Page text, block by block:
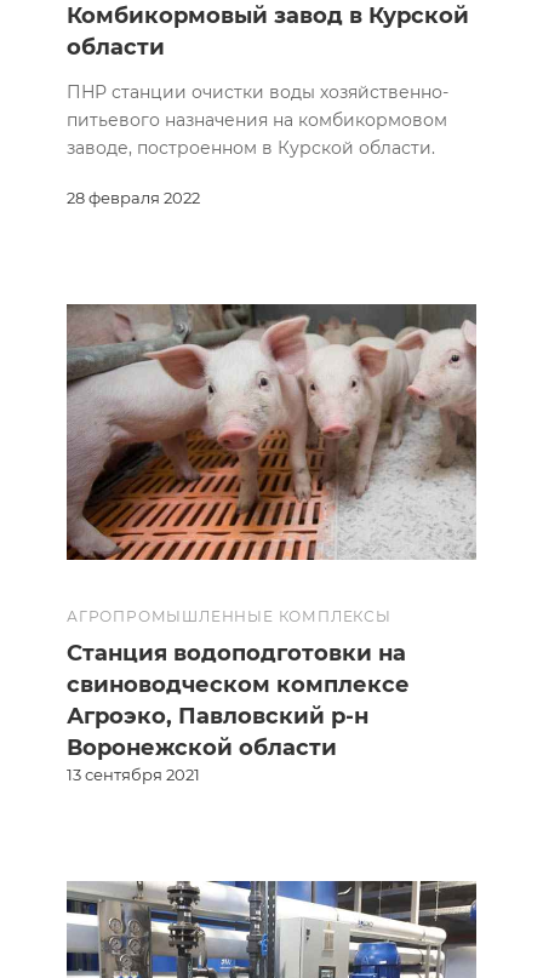
28 февраля 2022
Комбикормовый завод в Курской
области
ПНР станции очистки воды хозяйственно-
питьевого назначения на комбикормовом
заводе, построенном в Курской области.
АГРОПРОМЫШЛЕННЫЕ КОМПЛЕКСЫ
13 сентября 2021
Станция водоподготовки на
свиноводческом комплексе
Агроэко, Павловский р-н
Воронежской области